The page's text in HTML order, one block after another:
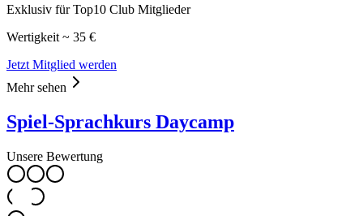
Exklusiv für Top10 Club Mitglieder
Wertigkeit ~ 35 €
Jetzt Mitglied werden
Mehr sehen
Spiel-Sprachkurs Daycamp
Unsere Bewertung